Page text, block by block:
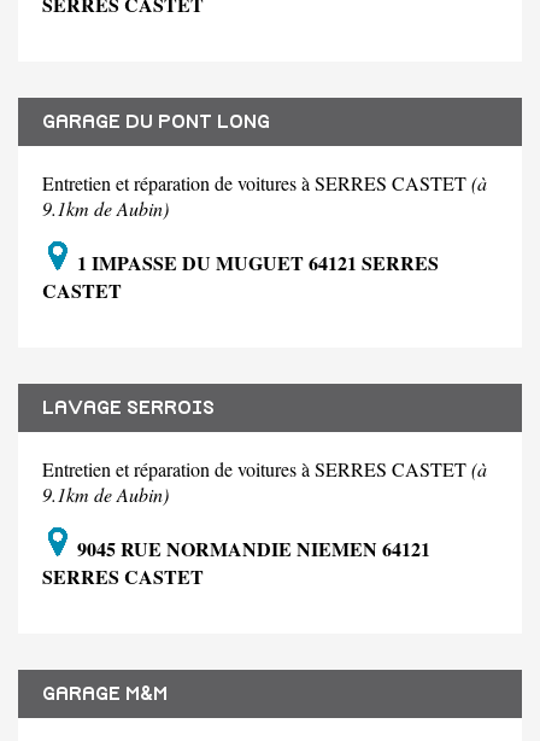
GARAGE DU PONT LONG
Entretien et réparation de voitures à SERRES CASTET(à
9.1km de Aubin)
1 IMPASSE DU MUGUET 64121 SERRES
CASTET
LAVAGE SERROIS
Entretien et réparation de voitures à SERRES CASTET(à
9.1km de Aubin)
9045 RUE NORMANDIE NIEMEN 64121
SERRES CASTET
GARAGE M&M